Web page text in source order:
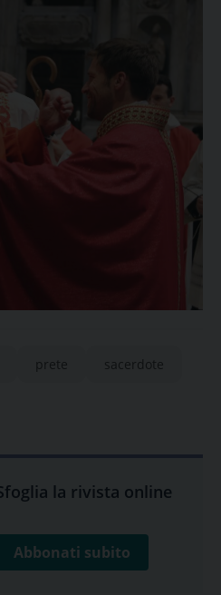
prete sacerdote
la rivista online
Abbonati subito